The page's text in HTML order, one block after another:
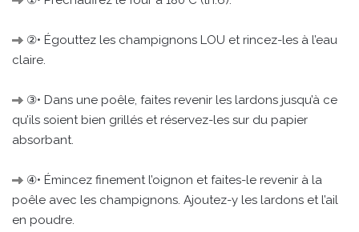
②• Égouttez les champignons LOU et rincez-les à l’eau
claire.
③• Dans une poêle, faites revenir les lardons jusqu’à ce
qu’ils soient bien grillés et réservez-les sur du papier
absorbant.
④• Émincez finement l’oignon et faites-le revenir à la
poêle avec les champignons. Ajoutez-y les lardons et l’ail
en poudre.